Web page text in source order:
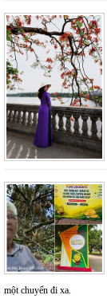
một chuyến đi xa.